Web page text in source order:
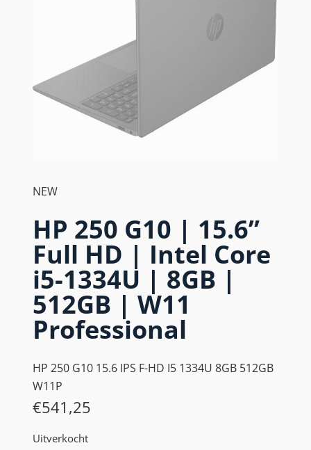
NEW
HP 250 G10 | 15.6”
Full HD | Intel Core
i5-1334U | 8GB |
512GB | W11
Professional
HP 250 G10 15.6 IPS F-HD I5 1334U 8GB 512GB
W11P
€541,25
Uitverkocht